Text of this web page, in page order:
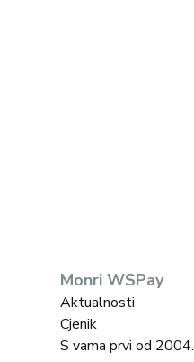
Monri WSPay
Aktualnosti
Cjenik
S vama prvi od 2004.